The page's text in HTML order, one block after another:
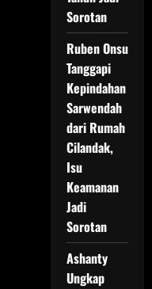
Sorotan
Ruben Onsu
Tanggapi
Kepindahan
Sarwendah
dari Rumah
Cilandak,
Isu
Keamanan
Jadi
Sorotan
Ashanty
Ungkap